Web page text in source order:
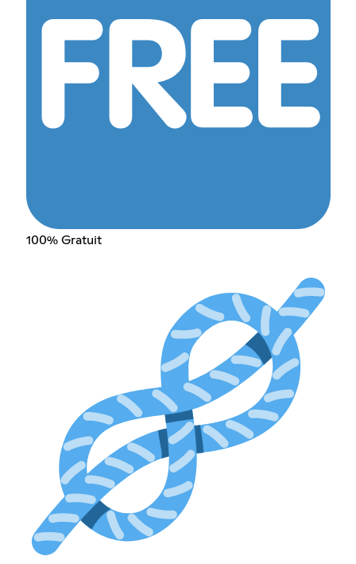
100% Gratuit